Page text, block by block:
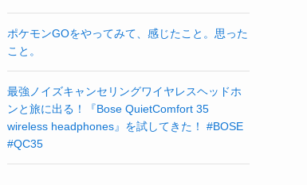
ポケモンGOをやってみて、感じたこと。思った
こと。
最強ノイズキャンセリングワイヤレスヘッドホ
ンと旅に出る！『Bose QuietComfort 35
wireless headphones』を試してきた！ #BOSE
#QC35